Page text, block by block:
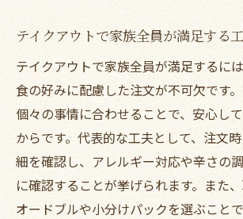
現在地周辺テイクアウトで休
お盆の集まりに地元テイクア
理由
テイクアウトで家族全員が満足する
テイクアウトで家族全員が満足するに
食の好みに配慮した注文が不可欠です。
個々の事情に合わせることで、安心し
からです。代表的な工夫として、注文
細を確認し、アレルギー対応や辛さの
に確認することが挙げられます。また
オードブルや小分けパックを選ぶこと